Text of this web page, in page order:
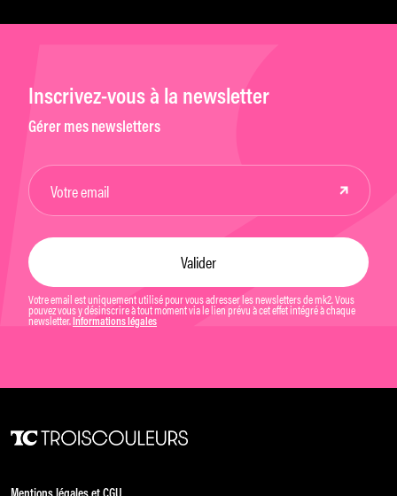
Inscrivez-vous à la newsletter
Gérer mes newsletters
Votre email est uniquement utilisé pour vous adresser les newsletters de mk2. Vous
pouvez vous y désinscrire à tout moment via le lien prévu à cet effet intégré à chaque
newsletter. Informations légales